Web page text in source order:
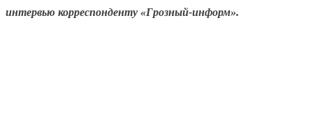
интервью корреспонденту «Грозный-информ».